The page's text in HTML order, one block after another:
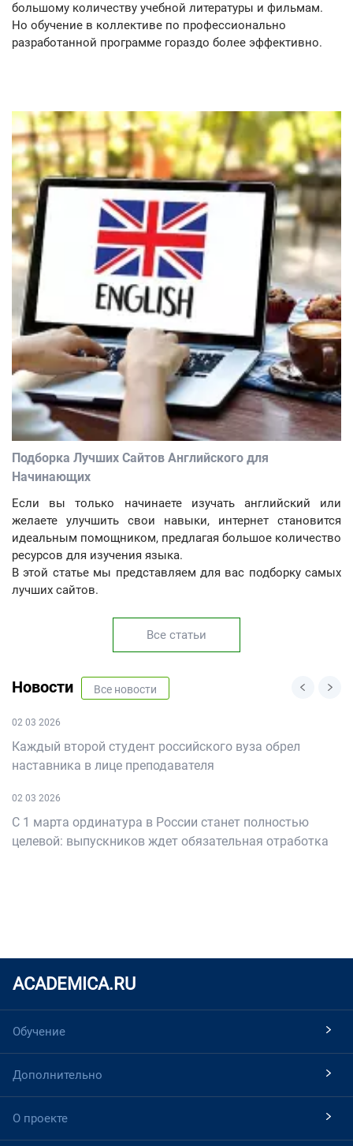
большому количеству учебной литературы и фильмам.
Но обучение в коллективе по профессионально
разработанной программе гораздо более эффективно.
Подборка Лучших Сайтов Английского для
Начинающих
Если вы только начинаете изучать английский или
желаете улучшить свои навыки, интернет становится
идеальным помощником, предлагая большое количество
ресурсов для изучения языка.
В этой статье мы представляем для вас подборку самых
лучших сайтов.
Все статьи
Новости Все новости
02 03 2026
Каждый второй студент российского вуза обрел
наставника в лице преподавателя
02 03 2026
С 1 марта ординатура в России станет полностью
целевой: выпускников ждет обязательная отработка
ACADEMICA.RU
Обучение
Дополнительно
О проекте